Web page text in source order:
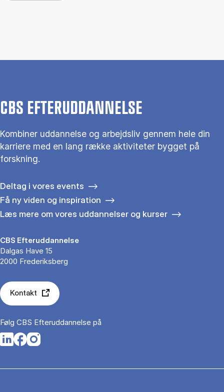
CBS EFTERUDDANNELSE
Kombiner uddannelse og arbejdsliv gennem hele din
karriere med en lang række aktiviteter bygget på
forskning.
Deltag i vores events
Få ny viden og inspiration
Læs mere om vores uddannelser og kurser
CBS Efteruddannelse
Dalgas Have 15
2000 Frederiksberg
Kontakt
Følg CBS Efteruddannelse på
Opens in a new tab
Opens in a new tab
Opens in a new tab